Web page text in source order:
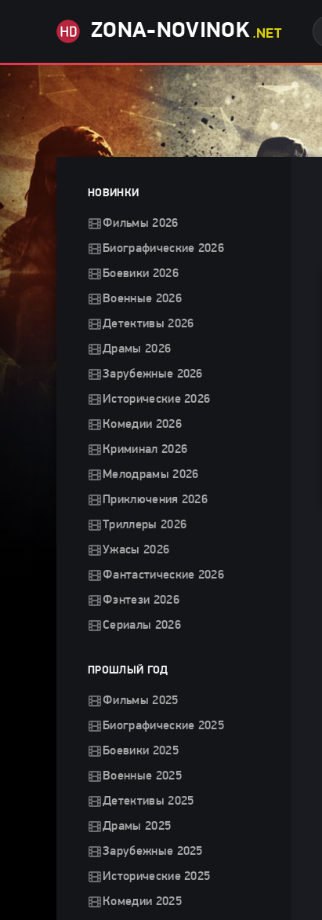
ZONA-NOVINOK .NET
НОВИНКИ
Фильмы 2026
Биографические 2026
Боевики 2026
Военные 2026
Детективы 2026
Драмы 2026
Зарубежные 2026
Исторические 2026
Комедии 2026
Криминал 2026
Мелодрамы 2026
Приключения 2026
Триллеры 2026
Ужасы 2026
Фантастические 2026
Фэнтези 2026
Сериалы 2026
ПРОШЛЫЙ ГОД
Фильмы 2025
Биографические 2025
Боевики 2025
Военные 2025
Детективы 2025
Драмы 2025
Зарубежные 2025
Исторические 2025
Комедии 2025